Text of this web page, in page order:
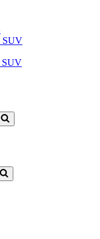
SUV
SUV